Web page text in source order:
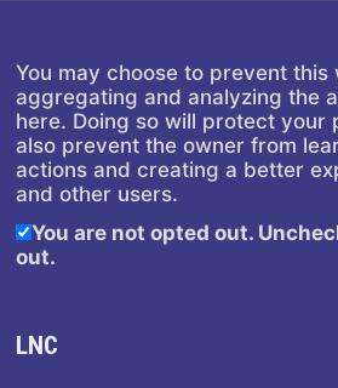
You may choose to prevent this
aggregating and analyzing the
here. Doing so will protect your
also prevent the owner from
actions and creating a better
and other users.
You are not opted out.
out.
LNC